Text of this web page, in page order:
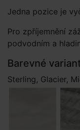
Jedna pozice je
Pro zpříjemnění
podvodním a
Barevné
Sterling, Glacier,